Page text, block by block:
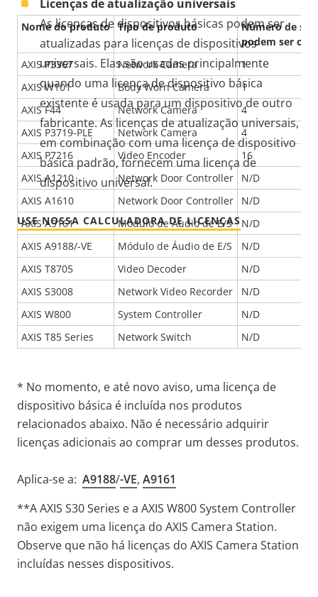
Licenças de atualização universais
As licenças de dispositivos básicas podem ser
atualizadas para licenças de dispositivos
universais. Elas são usadas principalmente
quando uma licença de dispositivo básica
existente é usada para um dispositivo de outro
fabricante. As licenças de atualização universais,
em combinação com uma licença de dispositivo
básica padrão, fornecem uma licença de
dispositivo universal.
USE NOSSA CALCULADORA DE LICENÇAS
Nome do produto Tipo de produto
Número de
podem ser
AXIS P3367
Network Camera
1
AXIS W101
Body Worn Camera
1
AXIS F44
Network Camera
4
AXIS P3719-PLE
Network Camera
4
AXIS P7216
Video Encoder
16
AXIS A1210
Network Door Controller
N/D
AXIS A1610
Network Door Controller
N/D
AXIS A9161
Módulo de Áudio de E/S
N/D
AXIS A9188/-VE
Módulo de Áudio de E/S
N/D
AXIS T8705
Video Decoder
N/D
AXIS S3008
Network Video Recorder
N/D
AXIS W800
System Controller
N/D
AXIS T85 Series
Network Switch N/D
* No momento, e até novo aviso, uma licença de
dispositivo básica é incluída nos produtos
relacionados abaixo. Não é necessário adquirir
licenças adicionais ao comprar um desses produtos.
Aplica-se a: A9188/-VE, A9161
**A AXIS S30 Series e a AXIS W800 System Controller
não exigem uma licença do AXIS Camera Station.
Observe que não há licenças do AXIS Camera Station
incluídas nesses dispositivos.